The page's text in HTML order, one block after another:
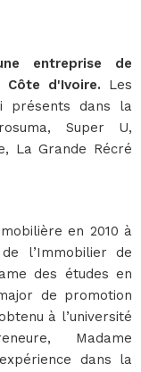
entreprise de
d'Ivoire. Les
présents dans la
Super U,
La Grande Récré
en 2010 à
l’Immobilier de
des études en
de promotion
à l’université
Madame
dans la